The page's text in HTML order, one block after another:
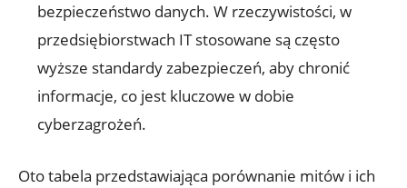
bezpieczeństwo danych. W rzeczywistości, w⁢
przedsiębiorstwach IT stosowane są​ często
wyższe standardy zabezpieczeń, aby chronić
informacje, co jest kluczowe w dobie
‍cyberzagrożeń.
Oto tabela przedstawiająca porównanie mitów i ich